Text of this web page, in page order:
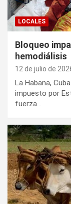
LOCALES
Bloqueo
hemodiálisis
12 de julio de
La Habana,
impuesto por
fuerza…